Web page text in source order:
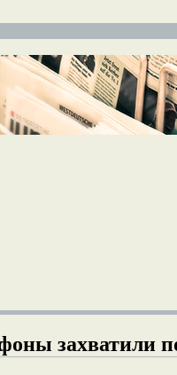
захватили